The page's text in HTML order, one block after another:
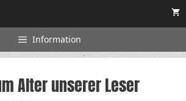
Information
Alter unserer Leser